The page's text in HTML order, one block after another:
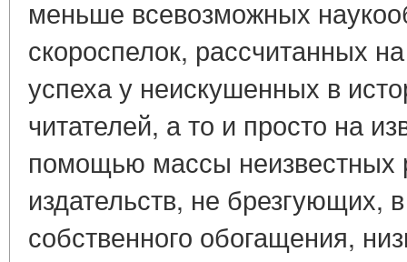
меньше всевозможных
скороспелок, рассчитанных
успеха у неискушенных в
читателей, а то и просто на
помощью массы неизвестных
издательств, не брезгующих,
собственного обогащения,